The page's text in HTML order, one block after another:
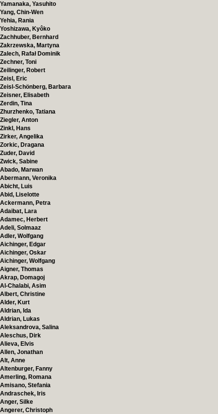
Yamanaka, Yasuhito
Yang, Chin-Wen
Yehia, Rania
Yoshizawa, Kyôko
Zachhuber, Bernhard
Zakrzewska, Martyna
Zalech, Rafał Dominik
Zechner, Toni
Zeilinger, Robert
Zeisl, Eric
Zeisl-Schönberg, Barbara
Zeisner, Elisabeth
Zerdin, Tina
Zhurzhenko, Tatiana
Ziegler, Anton
Zinkl, Hans
Zirker, Angelika
Zorkic, Dragana
Zuder, David
Zwick, Sabine
Abado, Marwan
Abermann, Veronika
Abicht, Luis
Abid, Liselotte
Ackermann, Petra
Adaibat, Lara
Adamec, Herbert
Adeli, Solmaaz
Adler, Wolfgang
Aichinger, Edgar
Aichinger, Oskar
Aichinger, Wolfgang
Aigner, Thomas
Akrap, Domagoj
Al-Chalabi, Asim
Albert, Christine
Alder, Kurt
Aldrian, Ida
Aldrian, Lukas
Aleksandrova, Salina
Aleschus, Dirk
Alieva, Elvis
Allen, Jonathan
Alt, Anne
Altenburger, Fanny
Amerling, Romana
Amisano, Stefania
Andraschek, Iris
Anger, Silke
Angerer, Christoph